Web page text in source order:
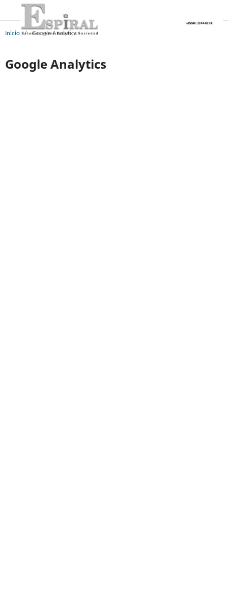
Inicio / Google Analytics
Google Analytics